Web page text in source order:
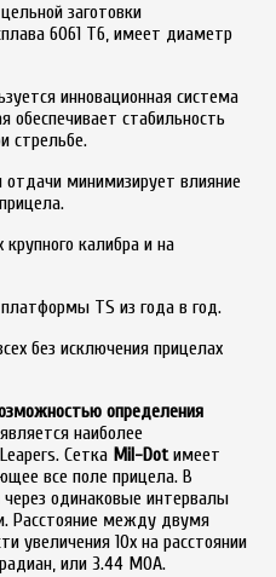
заготовки
6061 Т6, имеет диаметр
инновационная система
обеспечивает стабильность
стрельбе.
минимизирует влияние
калибра и на
TS из года в год.
без исключения прицелах
определения
наиболее
Сетка Mil-Dotимеет
все поле прицела. В
через одинаковые интервалы
Расстояние между двумя
увеличения 10х на расстоянии
или 3.44 МОА.